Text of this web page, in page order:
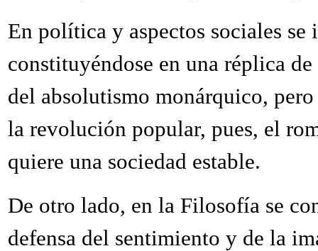
En política y aspectos sociales
constituyéndose en una réplica
del absolutismo monárquico,
la revolución popular, pues, el
quiere una sociedad estable.
De otro lado, en la Filosofía se
defensa del sentimiento y de la